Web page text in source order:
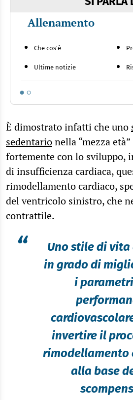
Allenamento
Che cos'è
Ultime notizie
È dimostrato infatti che uno
sedentarionella “mezza
fortemente con lo sviluppo,
di insufficienza cardiaca,
rimodellamento cardiaco,
del ventricolo sinistro, che
contrattile.
“
Uno stile di
in grado di
i
invertire il
rimodellamento
alla base